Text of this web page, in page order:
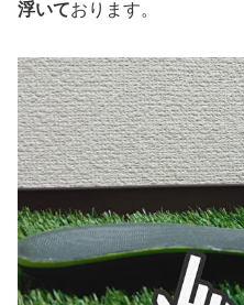
浮いております。